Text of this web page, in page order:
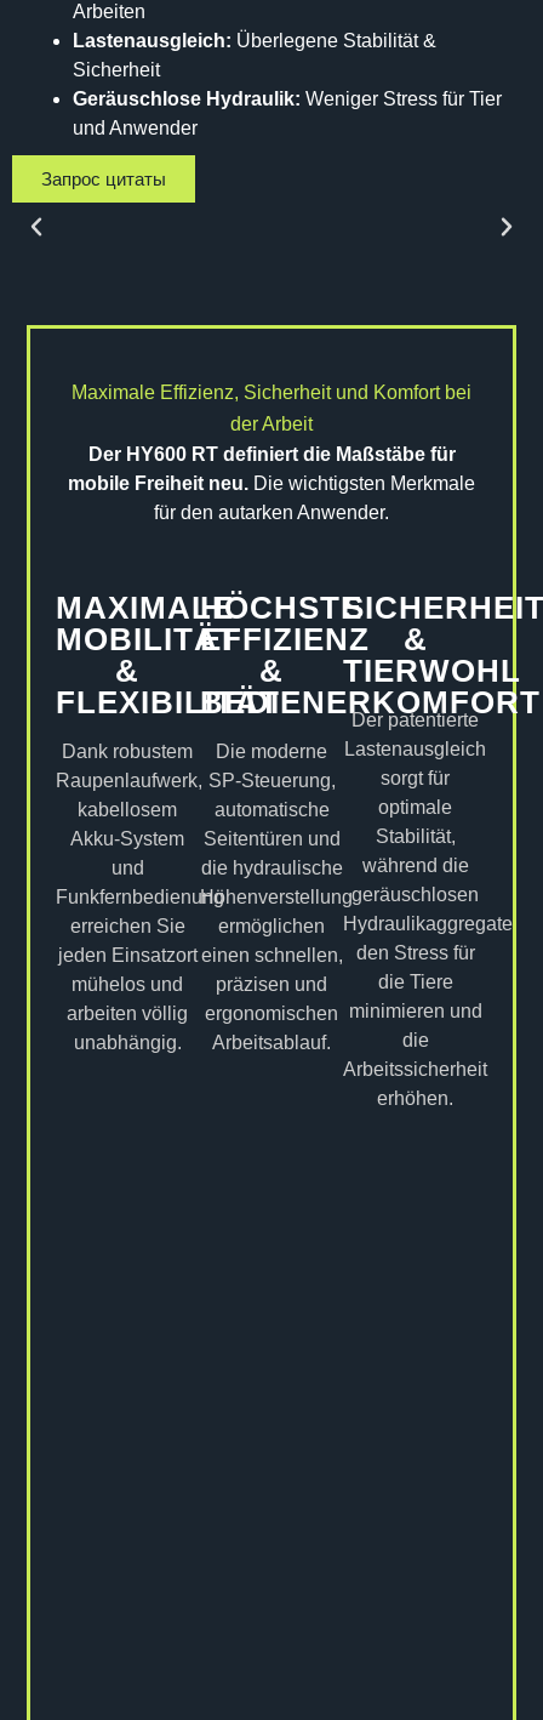
Arbeiten
Lastenausgleich: Überlegene Stabilität &
Sicherheit
Geräuschlose Hydraulik: Weniger Stress für Tier
und Anwender
Запрос цитаты
Maximale Effizienz, Sicherheit und Komfort bei
der Arbeit
Der HY600 RT definiert die Maßstäbe für
mobile Freiheit neu. Die wichtigsten Merkmale
für den autarken Anwender.
MAXIMALE
MOBILITÄT
&
FLEXIBILITÄT
Dank robustem
Raupenlaufwerk,
kabellosem
Akku-System
und
Funkfernbedienung
erreichen Sie
jeden Einsatzort
mühelos und
arbeiten völlig
unabhängig.
HÖCHSTE
EFFIZIENZ
&
BEDIENERKOMFORT
Die moderne
SP-Steuerung,
automatische
Seitentüren und
die hydraulische
Höhenverstellung
ermöglichen
einen schnellen,
präzisen und
ergonomischen
Arbeitsablauf.
&
TIERWOHL
Der patentierte
Lastenausgleich
sorgt für
optimale
Stabilität,
während die
geräuschlosen
Hydraulikaggregate
den Stress für
die Tiere
minimieren und
die
Arbeitssicherheit
erhöhen.